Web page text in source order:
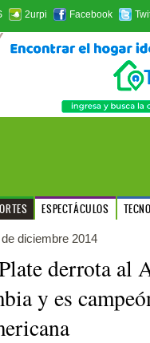
2urpi Facebook
ESPECTÁCULOS
diciembre 2014
derrota al
y es